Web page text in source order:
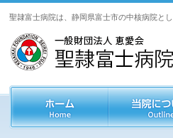
聖隷富士病院は、静岡県富士市の中核病院と